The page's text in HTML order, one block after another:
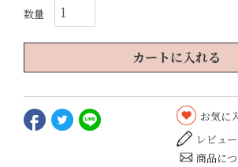
カートに入れる
お気に
レビュ
商品に